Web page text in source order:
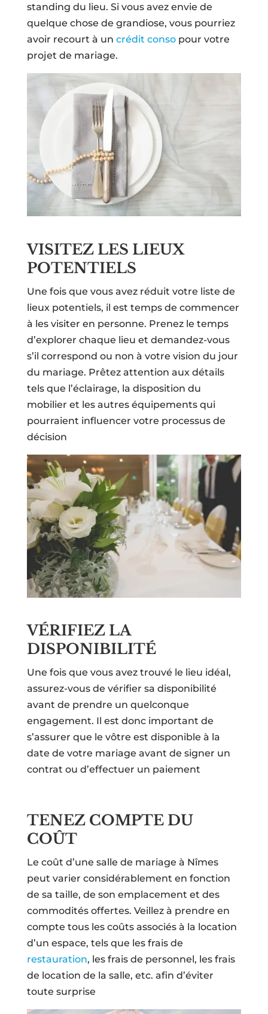
standing du lieu. Si vous avez envie de
quelque chose de grandiose, vous pourriez
avoir recourt à un crédit consopour votre
projet de mariage.
VISITEZ LES LIEUX
POTENTIELS
Une fois que vous avez réduit votre liste de
lieux potentiels, il est temps de commencer
à les visiter en personne. Prenez le temps
d’explorer chaque lieu et demandez-vous
s’il correspond ou non à votre vision du jour
du mariage. Prêtez attention aux détails
tels que l’éclairage, la disposition du
mobilier et les autres équipements qui
pourraient influencer votre processus de
décision
VÉRIFIEZ LA
DISPONIBILITÉ
Une fois que vous avez trouvé le lieu idéal,
assurez-vous de vérifier sa disponibilité
avant de prendre un quelconque
engagement. Il est donc important de
s’assurer que le vôtre est disponible à la
date de votre mariage avant de signer un
contrat ou d’effectuer un paiement
TENEZ COMPTE DU
COÛT
Le coût d’une salle de mariage à Nîmes
peut varier considérablement en fonction
de sa taille, de son emplacement et des
commodités offertes. Veillez à prendre en
compte tous les coûts associés à la location
d’un espace, tels que les frais de
restauration, les frais de personnel, les frais
de location de la salle, etc. afin d’éviter
toute surprise